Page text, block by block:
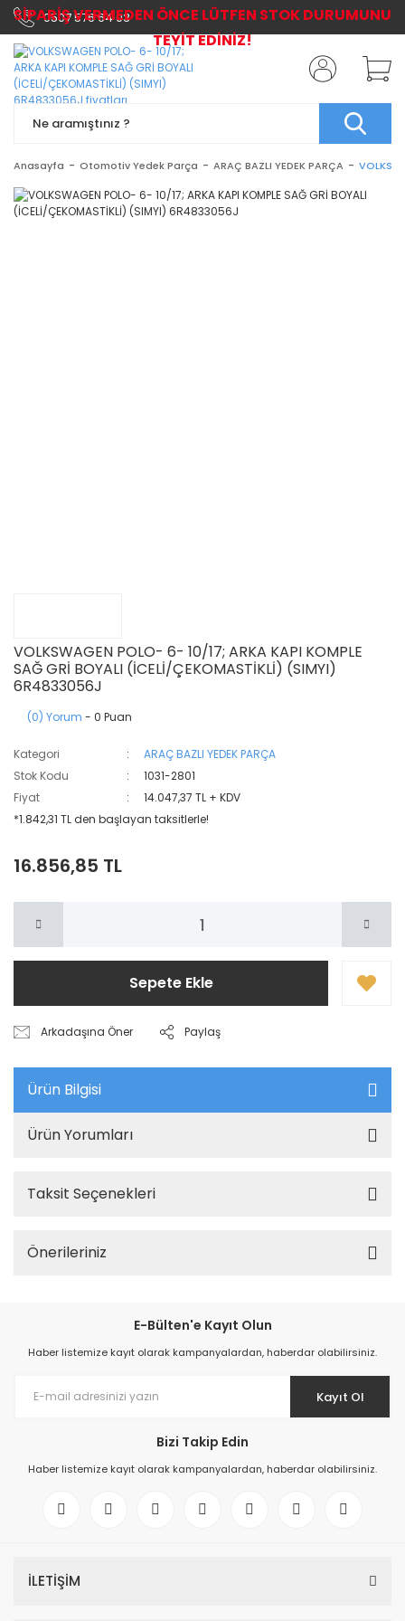
0507 576 64 03
Anasayfa Otomotiv Yedek Parça ARAÇ BAZLI YEDEK PARÇA
VOLKSWAGEN POLO- 6- 10/17; ARKA KAPI KOMPLE
SAĞ GRİ BOYALI (İCELİ/ÇEKOMASTİKLİ) (SIMYI)
6R4833056J
(0) Yorum - 0 Puan
Kategori
ARAÇ BAZLI YEDEK PARÇA
Stok Kodu
1031-2801
Fiyat
14.047,37 TL + KDV
*1.842,31 TL den başlayan taksitlerle!
16.856,85 TL
Sepete Ekle
Arkadaşına Öner Paylaş
Ürün Bilgisi
Ürün Yorumları
Taksit Seçenekleri
Önerileriniz
E-Bülten'e Kayıt Olun
Haber listemize kayıt olarak kampanyalardan, haberdar olabilirsiniz.
Kayıt Ol
Bizi Takip Edin
Haber listemize kayıt olarak kampanyalardan, haberdar olabilirsiniz.
İLETİŞİM
SİPARİŞ VERMEDEN ÖNCE LÜTFEN STOK DURUMUNU
TEYİT EDİNİZ!